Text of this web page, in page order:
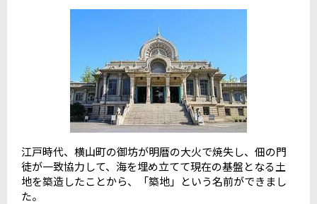
江戸時代、横山町の御坊が明暦の大火で焼失し、佃の門
徒が一致協力して、海を埋め立てて現在の基盤となる土
地を築造したことから、「築地」という名前ができまし
た。